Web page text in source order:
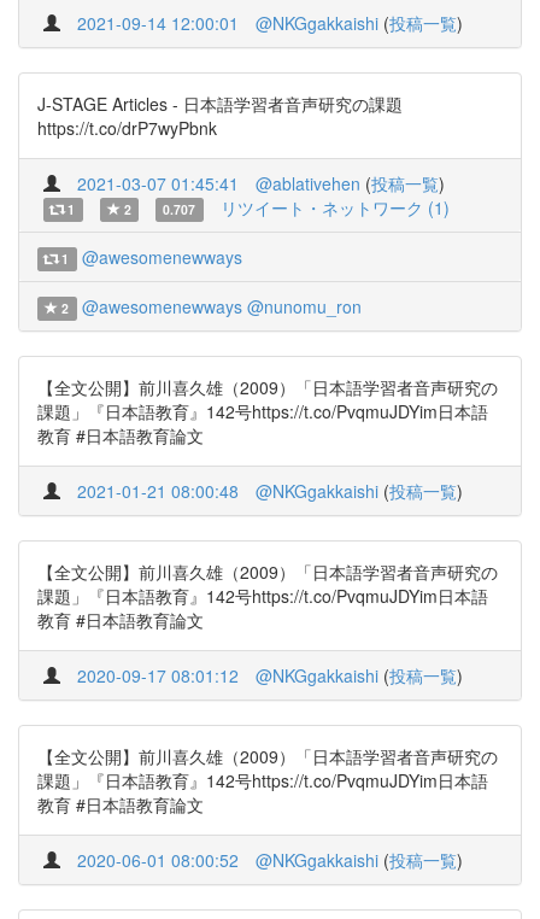
2021-09-14 12:00:01 @NKGgakkaishi (投稿一覧)
J-STAGE Articles - 日本語学習者音声研究の課題
https://t.co/drP7wyPbnk
2021-03-07 01:45:41 @ablativehen (投稿一覧)
1 2 0.707 リツイート・ネットワーク (1)
1 @awesomenewways
2 @awesomenewways @nunomu_ron
【全文公開】前川喜久雄（2009）「日本語学習者音声研究の
課題」『日本語教育』142号https://t.co/PvqmuJDYim日本語
教育 #日本語教育論文
2021-01-21 08:00:48 @NKGgakkaishi (投稿一覧)
【全文公開】前川喜久雄（2009）「日本語学習者音声研究の
課題」『日本語教育』142号https://t.co/PvqmuJDYim日本語
教育 #日本語教育論文
2020-09-17 08:01:12 @NKGgakkaishi (投稿一覧)
【全文公開】前川喜久雄（2009）「日本語学習者音声研究の
課題」『日本語教育』142号https://t.co/PvqmuJDYim日本語
教育 #日本語教育論文
2020-06-01 08:00:52 @NKGgakkaishi (投稿一覧)